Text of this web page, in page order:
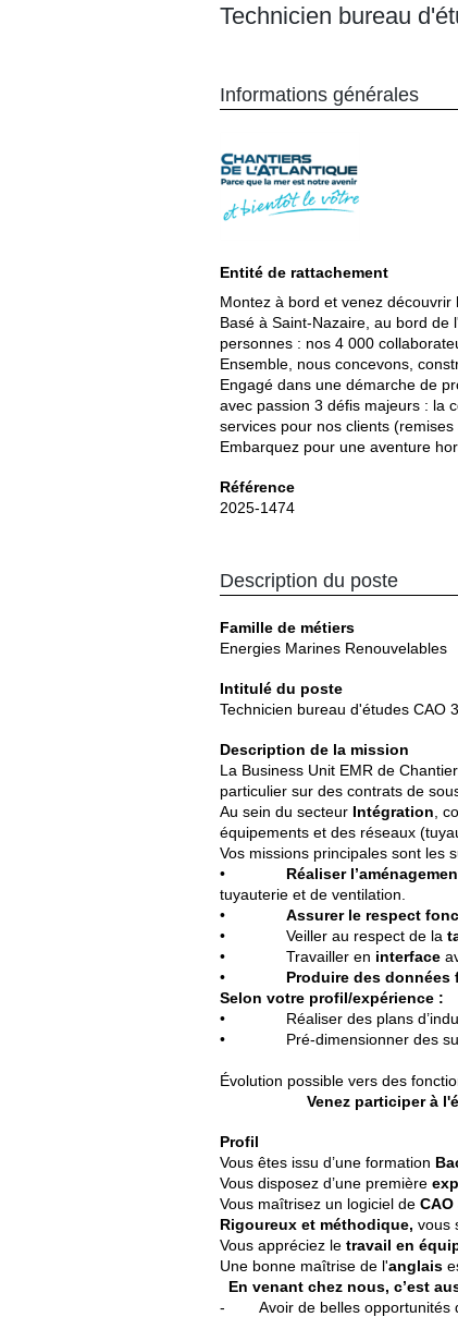
Technicien bureau
Informations générales
Entité de rattachement
Montez à bord et venez
Basé à Saint-Nazaire, au bord
personnes : nos 4 000
Ensemble, nous concevons,
Engagé dans une démarche de
avec passion 3 défis majeurs : la
services pour nos clients
Embarquez pour une aventure
Référence
2025-1474
Description du poste
Famille de métiers
Energies Marines Renouvelables
Intitulé du poste
Technicien bureau d'études CAO
Description de la mission
La Business Unit EMR de
particulier sur des contrats de
Au sein du secteur Intégration ,
équipements et des réseaux
Vos missions principales sont les
• Réaliser
tuyauterie et de ventilation.
• Assurer le respect
• Veiller au respect de la
• Travailler en interface
• Produire des données
Selon votre profil/expérience :
• Réaliser des plans
• Pré-dimensionner des
Évolution possible vers des
Venez participer à
Profil
Vous êtes issu d’une formation
Vous disposez d’une première
Vous maîtrisez un logiciel de CAO
Rigoureux et méthodique, vous
Vous appréciez le travail en
Une bonne maîtrise de l'anglais
En venant chez nous, c’est
- Avoir de belles opportunités